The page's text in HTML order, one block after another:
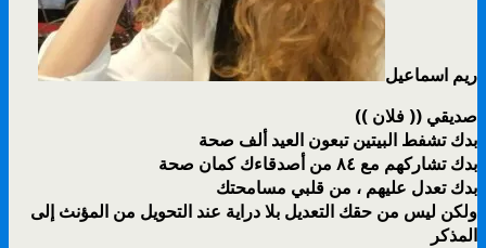
ريم اسماعيل
صديقي (( فلان ))
بدك تشفط البيتين تبعون العيد ألف صحة
بدك تشاركهم مع ٨٤ من أصدقاءك كمان صحة
بدك تعدل عليهم ، من قلبي مسامحتك
ولكن ليس من حقك التعديل بلا دراية عند التحويل من المؤنث إلى
المذكر